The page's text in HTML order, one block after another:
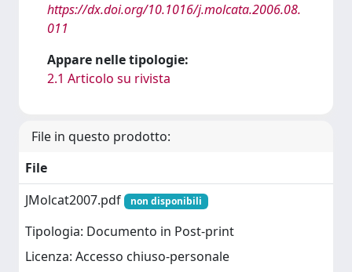
https://dx.doi.org/10.1016/j.molcata.2006.08.
011
Appare nelle tipologie:
2.1 Articolo su rivista
File in questo prodotto:
File
JMolcat2007.pdf
non disponibili
Tipologia: Documento in Post-print
Licenza: Accesso chiuso-personale